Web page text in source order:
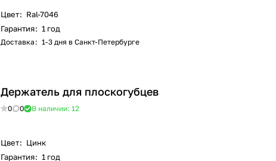
Цвет: Ral-7046
Гарантия: 1 год
Доставка : 1-3 дня в Санкт-Петербурге
Держатель для плоскогубцев
0 0 В наличии: 12
Цвет: Цинк
Гарантия: 1 год